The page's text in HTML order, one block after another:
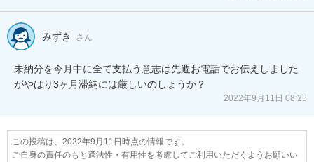
みずき さん
未納分を今月中に全て支払う意志は先週お電話でお伝えしました
がやはり3ヶ月滞納には厳しいのしょうか？
2022年9月11日 08:25
この投稿は、2022年9月11日時点の情報です。
ご自身の責任のもと適法性・有用性を考慮してご利用いただくようお願いい